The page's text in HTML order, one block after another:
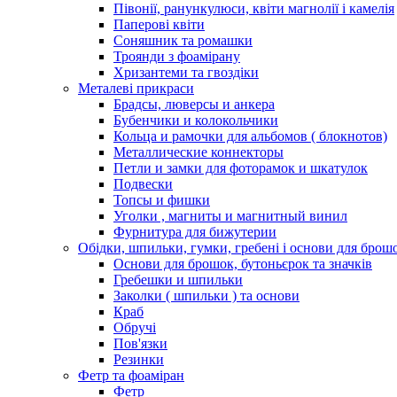
Півонії, ранункулюси, квіти магнолії і камелія
Паперові квіти
Соняшник та ромашки
Троянди з фоамірану
Хризантеми та гвоздіки
Металеві прикраси
Брадсы, люверсы и анкера
Бубенчики и колокольчики
Кольца и рамочки для альбомов ( блокнотов)
Металлические коннекторы
Петли и замки для фоторамок и шкатулок
Подвески
Топсы и фишки
Уголки , магниты и магнитный винил
Фурнитура для бижутерии
Обідки, шпильки, гумки, гребені і основи для
Основи для брошок, бутоньєрок та значків
Гребешки и шпильки
Заколки ( шпильки ) та основи
Краб
Обручі
Пов'язки
Резинки
Фетр та фоаміран
Фетр